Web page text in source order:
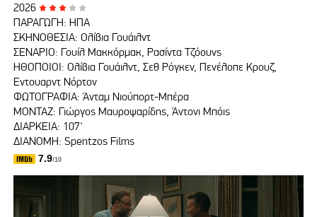
2026
ΠΑΡΑΓΩΓΗ: HΠΑ
ΣΚΗΝΟΘΕΣΙΑ: Ολίβια Γουάιλντ
ΣΕΝΑΡΙΟ: Γουίλ Μακκόρμακ, Ρασίντα Τζόουνς
ΗΘΟΠΟΙΟΙ: Ολίβια Γουάιλντ, Σεθ Ρόγκεν, Πενέλοπε Κρουζ,
Έντουαρντ Νόρτον
ΦΩΤΟΓΡΑΦΙΑ: Άνταμ Νιούπορτ-Μπέρα
ΜΟΝΤΑΖ: Γιώργος Μαυροψαρίδης, Άντονι Μπόις
ΔΙΑΡΚΕΙΑ: 107'
ΔΙΑΝΟΜΗ: Spentzos Films
7.9/10